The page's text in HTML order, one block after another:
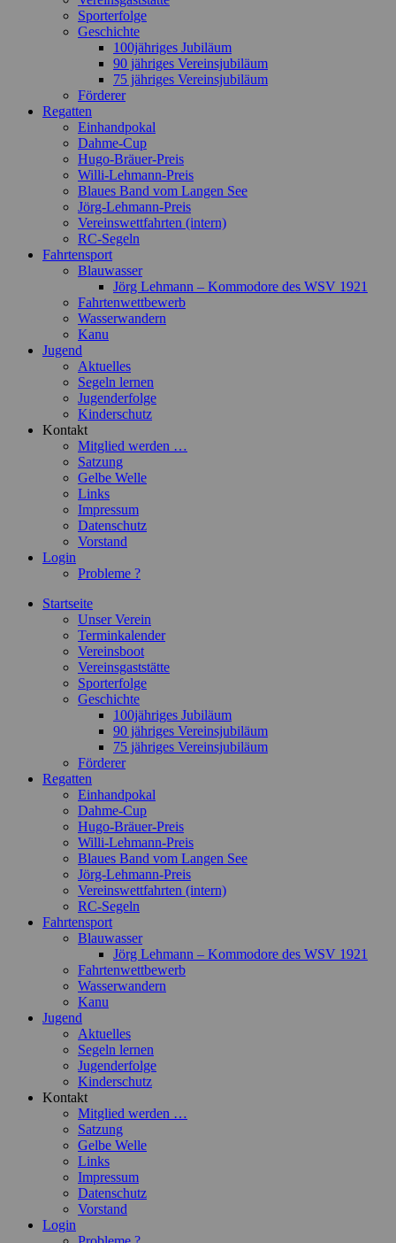
Sporterfolge
Geschichte
100jähriges Jubiläum
90 jähriges Vereinsjubiläum
75 jähriges Vereinsjubiläum
Förderer
Regatten
Einhandpokal
Dahme-Cup
Hugo-Bräuer-Preis
Willi-Lehmann-Preis
Blaues Band vom Langen See
Jörg-Lehmann-Preis
Vereinswettfahrten (intern)
RC-Segeln
Fahrtensport
Blauwasser
Jörg Lehmann – Kommodore des WSV 1921
Fahrtenwettbewerb
Wasserwandern
Kanu
Jugend
Aktuelles
Segeln lernen
Jugenderfolge
Kinderschutz
Kontakt
Mitglied werden …
Satzung
Gelbe Welle
Links
Impressum
Datenschutz
Vorstand
Login
Probleme ?
Startseite
Unser Verein
Terminkalender
Vereinsboot
Vereinsgaststätte
Sporterfolge
Geschichte
100jähriges Jubiläum
90 jähriges Vereinsjubiläum
75 jähriges Vereinsjubiläum
Förderer
Regatten
Einhandpokal
Dahme-Cup
Hugo-Bräuer-Preis
Willi-Lehmann-Preis
Blaues Band vom Langen See
Jörg-Lehmann-Preis
Vereinswettfahrten (intern)
RC-Segeln
Fahrtensport
Blauwasser
Jörg Lehmann – Kommodore des WSV 1921
Fahrtenwettbewerb
Wasserwandern
Kanu
Jugend
Aktuelles
Segeln lernen
Jugenderfolge
Kinderschutz
Kontakt
Mitglied werden …
Satzung
Gelbe Welle
Links
Impressum
Datenschutz
Vorstand
Login